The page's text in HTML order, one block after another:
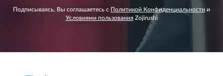
Подписываясь, Вы соглашаетесь с Политикой Конфиденциальности и
Условиями пользованияZojirushi